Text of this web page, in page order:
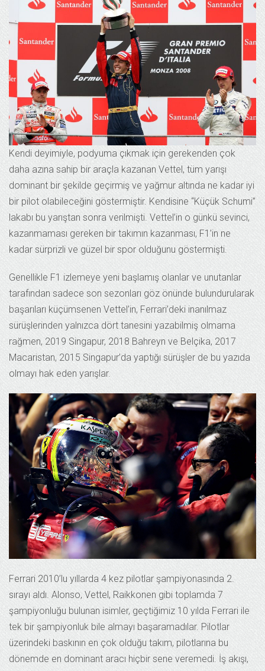
Kendi deyimiyle, podyuma çıkmak için gerekenden çok
daha azına sahip bir araçla kazanan Vettel, tüm yarışı
dominant bir şekilde geçirmiş ve yağmur altında ne kadar iyi
bir pilot olabileceğini göstermiştir. Kendisine “Küçük Schumi”
lakabı bu yarıştan sonra verilmişti. Vettel’in o günkü sevinci,
kazanmaması gereken bir takımın kazanması, F1’in ne
kadar sürprizli ve güzel bir spor olduğunu göstermişti.
Genellikle F1 izlemeye yeni başlamış olanlar ve unutanlar
tarafından sadece son sezonları göz önünde bulundurularak
başarıları küçümsenen Vettel’in, Ferrari’deki inanılmaz
sürüşlerinden yalnızca dört tanesini yazabilmiş olmama
rağmen, 2019 Singapur, 2018 Bahreyn ve Belçika, 2017
Macaristan, 2015 Singapur’da yaptığı sürüşler de bu yazıda
olmayı hak eden yarışlar.
Ferrari 2010’lu yıllarda 4 kez pilotlar şampiyonasında 2.
sırayı aldı. Alonso, Vettel, Raikkonen gibi toplamda 7
şampiyonluğu bulunan isimler, geçtiğimiz 10 yılda Ferrari ile
tek bir şampiyonluk bile almayı başaramadılar. Pilotlar
üzerindeki baskının en çok olduğu takım, pilotlarına bu
dönemde en dominant aracı hiçbir sene veremedi. İş akışı,